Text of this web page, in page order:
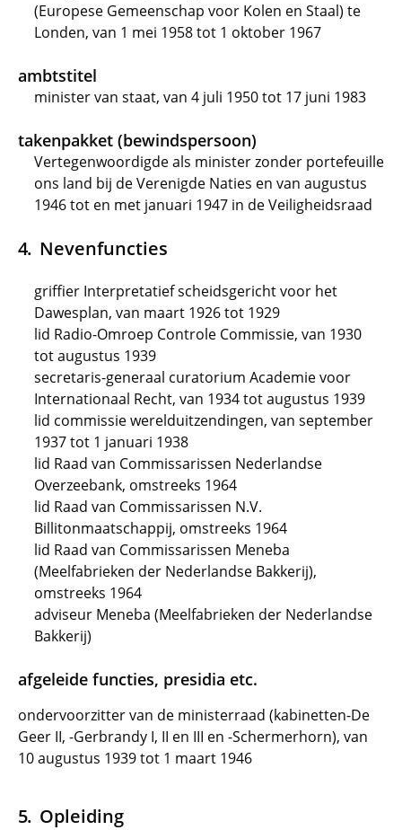
(Europese Gemeenschap voor Kolen en Staal) te
Londen, van 1 mei 1958 tot 1 oktober 1967
ambtstitel
minister van staat, van 4 juli 1950 tot 17 juni 1983
takenpakket (bewindspersoon)
Vertegenwoordigde als minister zonder portefeuille
ons land bij de Verenigde Naties en van augustus
1946 tot en met januari 1947 in de Veiligheidsraad
Nevenfuncties
griffier Interpretatief scheidsgericht voor het
Dawesplan, van maart 1926 tot 1929
lid Radio-Omroep Controle Commissie, van 1930
tot augustus 1939
secretaris-generaal curatorium Academie voor
Internationaal Recht, van 1934 tot augustus 1939
lid commissie werelduitzendingen, van september
1937 tot 1 januari 1938
lid Raad van Commissarissen Nederlandse
Overzeebank, omstreeks 1964
lid Raad van Commissarissen N.V.
Billitonmaatschappij, omstreeks 1964
lid Raad van Commissarissen Meneba
(Meelfabrieken der Nederlandse Bakkerij),
omstreeks 1964
adviseur Meneba (Meelfabrieken der Nederlandse
Bakkerij)
afgeleide functies, presidia etc.
ondervoorzitter van de ministerraad (kabinetten-De
Geer II, -Gerbrandy I, II en III en -Schermerhorn), van
10 augustus 1939 tot 1 maart 1946
Opleiding